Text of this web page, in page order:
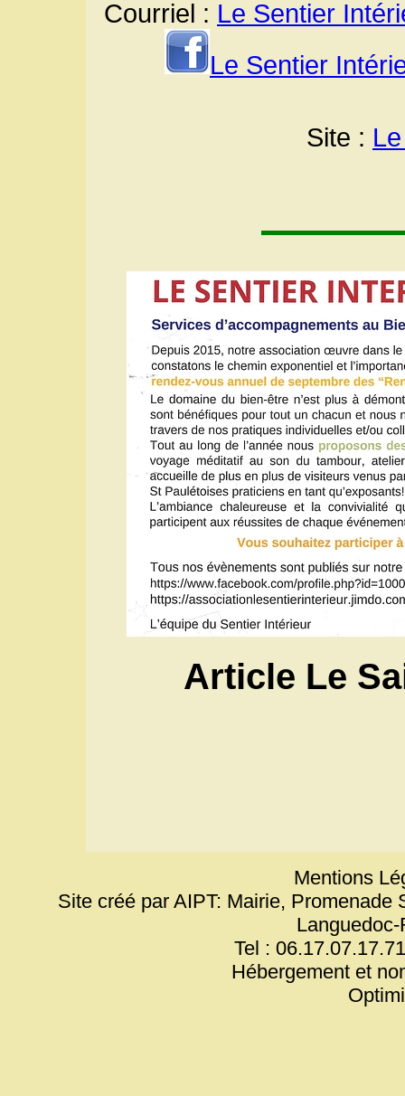
Courriel : Le Sentier
Le Sentier
Site :
Article Le
Mentions
Site créé par AIPT: Mairie,
Tel :
Hébergement et